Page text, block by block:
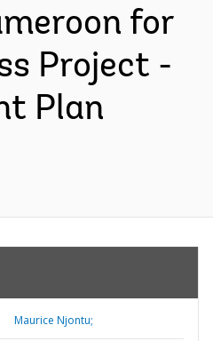
for
Project -
Plan
Maurice Njontu;